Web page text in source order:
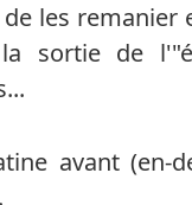
les
sortie de
avant (en-